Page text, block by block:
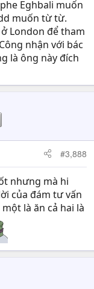
Eghbali muốn
muốn từ từ.
London để tham
nhận với bác
là ông này đích
#3,888
nhưng mà hi
của đám tư vấn
là ăn cả hai là